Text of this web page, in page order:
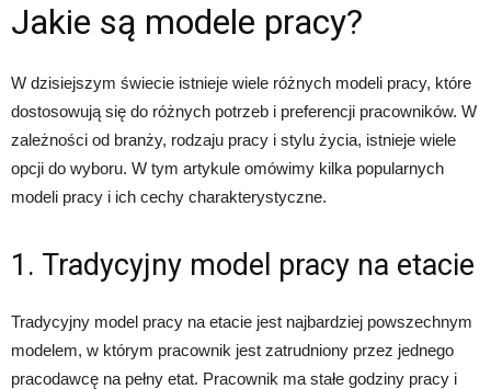
Jakie są modele pracy?
W dzisiejszym świecie istnieje wiele różnych modeli pracy, które
dostosowują się do różnych potrzeb i preferencji pracowników. W
zależności od branży, rodzaju pracy i stylu życia, istnieje wiele
opcji do wyboru. W tym artykule omówimy kilka popularnych
modeli pracy i ich cechy charakterystyczne.
1. Tradycyjny model pracy na etacie
Tradycyjny model pracy na etacie jest najbardziej powszechnym
modelem, w którym pracownik jest zatrudniony przez jednego
pracodawcę na pełny etat. Pracownik ma stałe godziny pracy i